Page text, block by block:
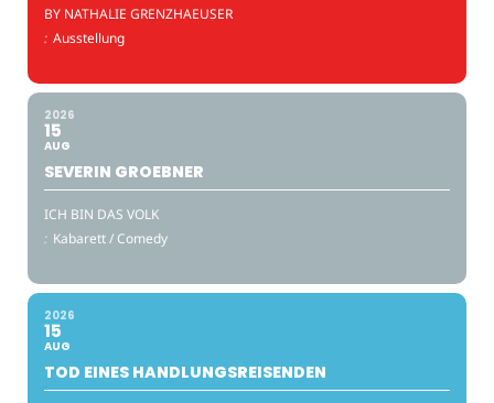
BY NATHALIE GRENZHAEUSER
: Ausstellung
2026
15
AUG
SEVERIN GROEBNER
ICH BIN DAS VOLK
: Kabarett / Comedy
2026
15
AUG
TOD EINES HANDLUNGSREISENDEN